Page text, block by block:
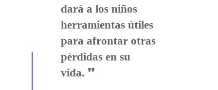
dará a los niños
herramientas útiles
para afrontar otras
pérdidas en su
vida. ❜❜